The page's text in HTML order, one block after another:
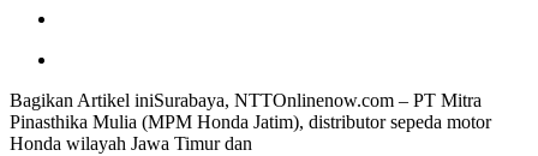
Bagikan Artikel iniSurabaya, NTTOnlinenow.com – PT Mitra
Pinasthika Mulia (MPM Honda Jatim), distributor sepeda motor
Honda wilayah Jawa Timur dan